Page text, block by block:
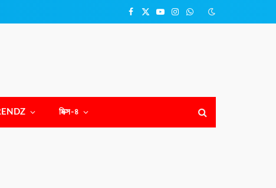
Facebook
X
YouTubeInstagram
WhatsApp
মিক্স-৪